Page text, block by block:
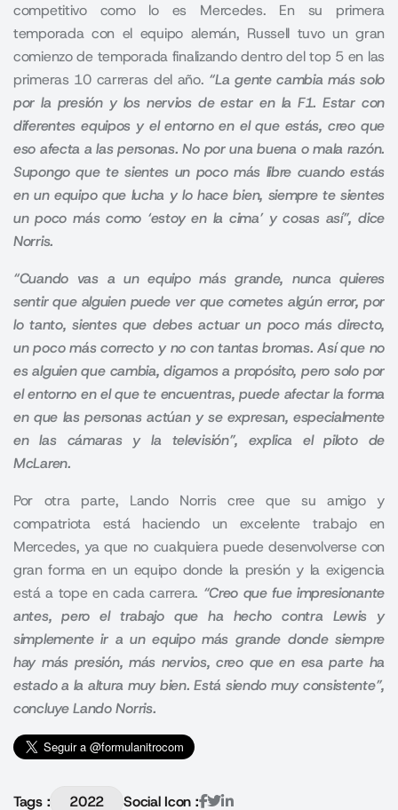
competitivo como lo es Mercedes. En su primera
temporada con el equipo alemán, Russell tuvo un gran
comienzo de temporada finalizando dentro del top 5 en las
primeras 10 carreras del año. “La gente cambia más solo
por la presión y los nervios de estar en la F1. Estar con
diferentes equipos y el entorno en el que estás, creo que
eso afecta a las personas. No por una buena o mala razón.
Supongo que te sientes un poco más libre cuando estás
en un equipo que lucha y lo hace bien, siempre te sientes
un poco más como ‘estoy en la cima’ y cosas así”, dice
Norris.
“Cuando vas a un equipo más grande, nunca quieres
sentir que alguien puede ver que cometes algún error, por
lo tanto, sientes que debes actuar un poco más directo,
un poco más correcto y no con tantas bromas. Así que no
es alguien que cambia, digamos a propósito, pero solo por
el entorno en el que te encuentras, puede afectar la forma
en que las personas actúan y se expresan, especialmente
en las cámaras y la televisión”, explica el piloto de
McLaren.
Por otra parte, Lando Norris cree que su amigo y
compatriota está haciendo un excelente trabajo en
Mercedes, ya que no cualquiera puede desenvolverse con
gran forma en un equipo donde la presión y la exigencia
está a tope en cada carrera. “Creo que fue impresionante
antes, pero el trabajo que ha hecho contra Lewis y
simplemente ir a un equipo más grande donde siempre
hay más presión, más nervios, creo que en esa parte ha
estado a la altura muy bien. Está siendo muy consistente”,
concluye Lando Norris.
Tags : 2022 Social Icon :